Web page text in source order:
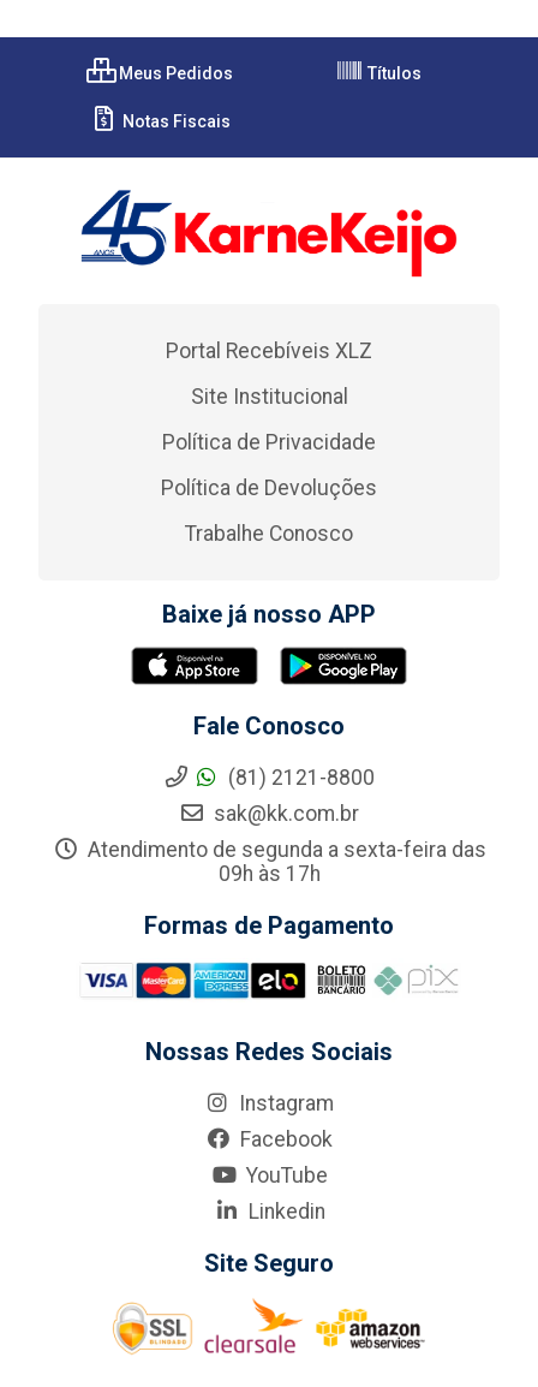
Meus Pedidos Títulos
Notas Fiscais
Portal Recebíveis XLZ
Site Institucional
Política de Privacidade
Política de Devoluções
Trabalhe Conosco
Baixe já nosso APP
Fale Conosco
(81) 2121-8800
sak@kk.com.br
Atendimento de segunda a sexta-feira das
09h às 17h
Formas de Pagamento
Nossas Redes Sociais
Instagram
Facebook
YouTube
Linkedin
Site Seguro